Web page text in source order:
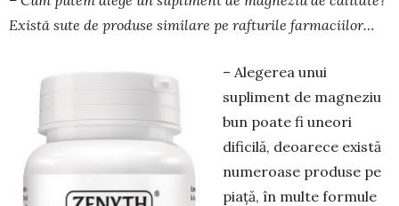
Există sute de produse similare pe rafturile farmaciilor…
– Alegerea unui
supliment de magneziu
bun poate fi uneori
dificilă, deoarece există
numeroase produse pe
piață, în multe formule